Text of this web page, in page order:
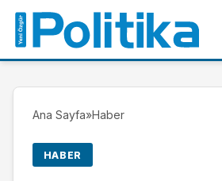
Ana Sayfa»Haber
HABER